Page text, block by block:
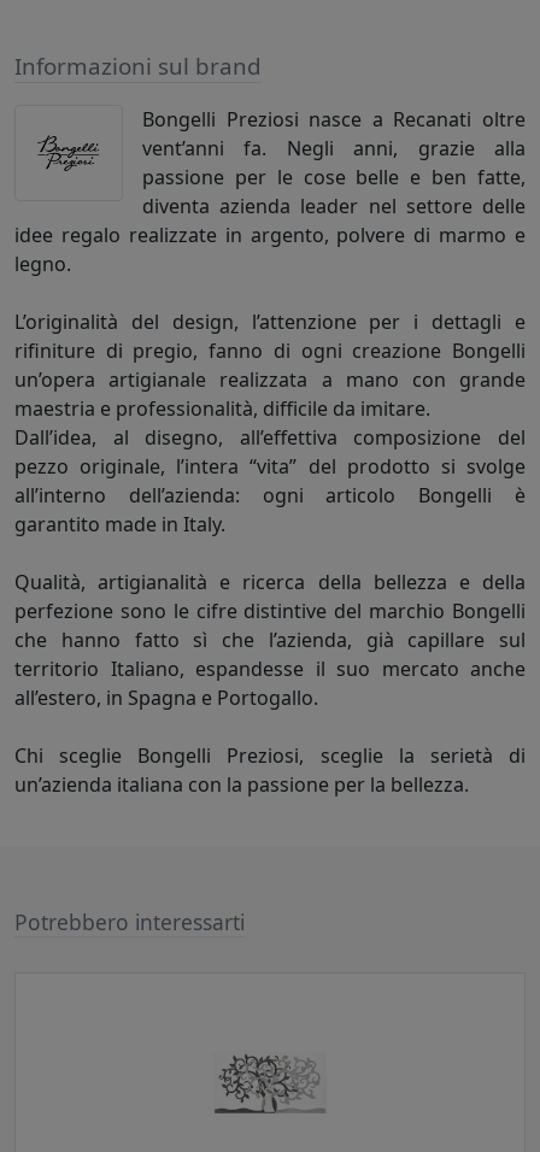
Informazioni sul brand
Bongelli Preziosi nasce a Recanati oltre
vent’anni fa. Negli anni, grazie alla
passione per le cose belle e ben fatte,
diventa azienda leader nel settore delle
idee regalo realizzate in argento, polvere di marmo e
legno.
L’originalità del design, l’attenzione per i dettagli e
rifiniture di pregio, fanno di ogni creazione Bongelli
un’opera artigianale realizzata a mano con grande
maestria e professionalità, difficile da imitare.
Dall’idea, al disegno, all’effettiva composizione del
pezzo originale, l’intera “vita” del prodotto si svolge
all’interno dell’azienda: ogni articolo Bongelli è
garantito made in Italy.
Qualità, artigianalità e ricerca della bellezza e della
perfezione sono le cifre distintive del marchio Bongelli
che hanno fatto sì che l’azienda, già capillare sul
territorio Italiano, espandesse il suo mercato anche
all’estero, in Spagna e Portogallo.
Chi sceglie Bongelli Preziosi, sceglie la serietà di
un’azienda italiana con la passione per la bellezza.
Potrebbero interessarti